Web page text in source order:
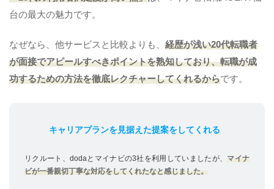
台の最大の魅力です。
なぜなら、他サービスと比較よりも、 経歴が浅い20代転職者
が面接でアピールすべきポイントを熟知しており、転職が成
功するための方法を徹底レクチャーしてくれるからです。
キャリアプランを見据えた提案をしてくれる
リクルート、dodaとマイナビの3社を利用していましたが、マイナ
ビが一番親切丁寧な対応をしてくれたなと感じました。